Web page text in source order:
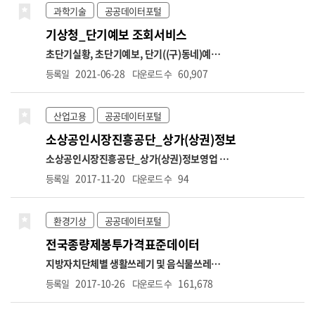
일치하는지 진위여부 확인 (상태조회) 사업자등
록번호만으로 해당 번호의 사업자 운영상태(휴
업, 폐업), 과세유형(일반, 과세, 면세), 폐업일
자 정보 조회 (호출허용건수) 1회 100건, 1일
100만건 제한 (테스트) 공공데이터포털 → 정보
공유 → 공지사항 → "[국세청]사업자등록정보
진위확인 및 상태조회 서비스 오픈API 개방 안
내" → 오픈API 테스트 링크 ※ 국세청에 등록
된 사업자등록정보와 30분 주기로 업데이트 됨
(신규 개업자는 1~2일 소요)
과학기술 공공데이터포털
기상청_단기예보 조회서비스
초단기실황, 초단기예보, 단기((구)동네)예보,
예보버전 정보를 조회하는 서비스입니다. 초단
기실황정보는 예보 구역에 대한 대표 AWS 관측
예보를, 단기예보는 예보기간을 글피까지 확장
및 예보단위를 상세화(3시간→1시간)하여 시공
간적으로 세분화한 예보를 제공합니다. 단기예
보는 예보기간과 구역을 시·공간적으로 세분화
하여 발표하는 예보입니다. 지역별 시간별 차이
로 인한 수요자의 불편을 최소화하기 위해 전국
을 5km*5km 간격의 격자로 나누어 읍, 면, 동
단위의 행정구역 중심으로 상세한 날씨를 제공
합니다.
등록일 2021-06-28 다운로드 수 60,907
산업고용 공공데이터포털
소상공인시장진흥공단_상가(상권)정보
소상공인시장진흥공단_상가(상권)정보영업 중
인 전국 상가업소 데이터를 제공합니다.
명, 업종코드, 업종명, 지번주소, 도로명주소,
류 : 표준산업분류 기반 업종분류
계: 대분류(10개), 중분류(75개), 소분류(247
개)3. 표준산업분류 : 10차-표준산업분류는 업
종분류 정제에 따라 상권업종분류 연계표와 상
이할 수 있음자세한 사항은 소상공인 365 공지
사항에서 확인하시기 바랍니
다.https://bigdata.sbiz.or.kr/#/notice/267352041576902656
등록일 2017-11-20 다운로드 수 94
환경기상 공공데이터포털
전국종량제봉투가격표준데이터
지방자치단체별 생활쓰레기 및 음식물쓰레기
종량제 봉투 가격에 대한 정보 *항목명: 시도명,
시군구명,종량제봉투종류,종량제봉투처리방
등록일 2017-10-26 다운로드 수 161,678